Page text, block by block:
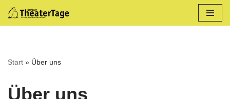
Zum
Start » Über uns
Über uns